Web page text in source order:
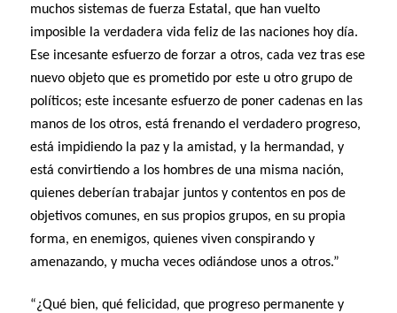
muchos sistemas de fuerza Estatal, que han vuelto
imposible la verdadera vida feliz de las naciones hoy día.
Ese incesante esfuerzo de forzar a otros, cada vez tras ese
nuevo objeto que es prometido por este u otro grupo de
políticos; este incesante esfuerzo de poner cadenas en las
manos de los otros, está frenando el verdadero progreso,
está impidiendo la paz y la amistad, y la hermandad, y
está convirtiendo a los hombres de una misma nación,
quienes deberían trabajar juntos y contentos en pos de
objetivos comunes, en sus propios grupos, en su propia
forma, en enemigos, quienes viven conspirando y
amenazando, y mucha veces odiándose unos a otros.”
“¿Qué bien, qué felicidad, que progreso permanente y